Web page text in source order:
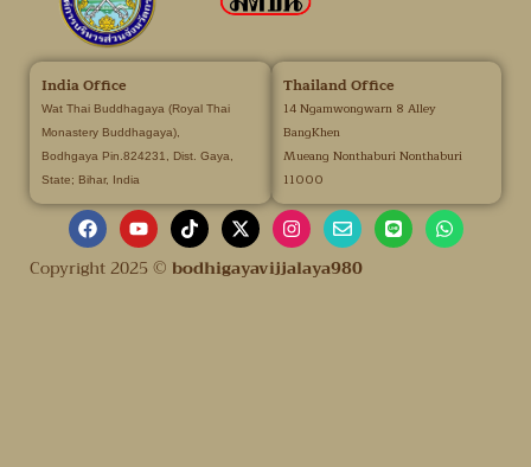
India Office
Wat Thai Buddhagaya (Royal Thai
Monastery Buddhagaya),
Bodhgaya Pin.824231, Dist. Gaya,
State; Bihar, India
Thailand Office
14 Ngamwongwarn 8 Alley
BangKhen
Mueang Nonthaburi Nonthaburi
11000
Copyright 2025 ©bodhigayavijjalaya980